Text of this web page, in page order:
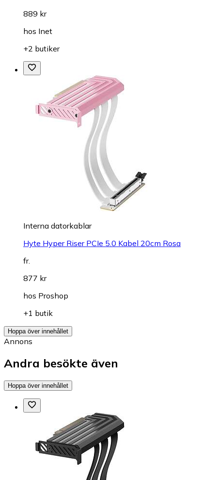
889 kr
hos Inet
+2 butiker
Interna datorkablar
Hyte Hyper Riser PCIe 5.0 Kabel 20cm Rosa
fr.
877 kr
hos Proshop
+1 butik
Hoppa över innehållet
Annons
Andra besökte även
Hoppa över innehållet